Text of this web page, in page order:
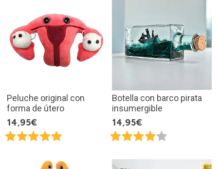
Peluche original con
forma de útero
14,95€
Botella con barco pirata
insumergible
14,95€